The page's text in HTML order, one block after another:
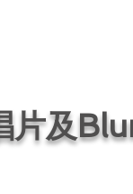
片及